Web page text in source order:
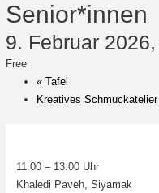
Senior*innen
9. Februar
Free
« Tafel
Kreatives
11:00 – 13.00 Uhr
Khaledi Paveh, Siyamak